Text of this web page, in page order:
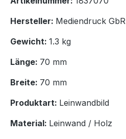
Hersteller: Mediendruck GbR
Gewicht: 1.3 kg
Länge: 70 mm
Breite: 70 mm
Produktart: Leinwandbild
Material: Leinwand / Holz